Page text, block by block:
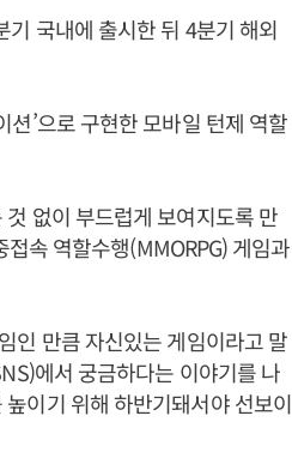
국내에 출시한 뒤 4분기 해외
’으로 구현한 모바일 턴제 역할
없이 부드럽게 보여지도록 만
속 역할수행(MMORPG) 게임과
인 만큼 자신있는 게임이라고 말
에서 궁금하다는 이야기를 나
이기 위해 하반기돼서야 선보이